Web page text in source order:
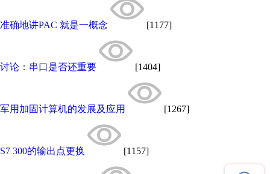
准确地讲PAC 就是一概念 [1177]
讨论：串口是否还重要 [1404]
军用加固计算机的发展及应用 [1267]
S7 300的输出点更换 [1157]